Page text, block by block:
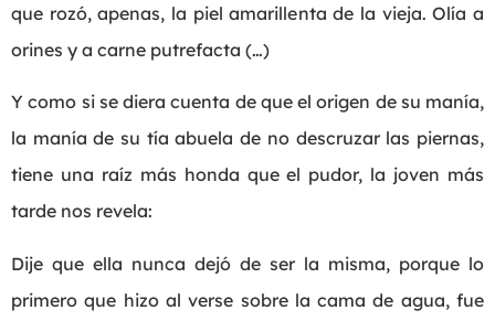
que rozó, apenas, la piel amarillenta de la vieja. Olía a
orines y a carne putrefacta (…)
Y como si se diera cuenta de que el origen de su manía,
la manía de su tía abuela de no descruzar las piernas,
tiene una raíz más honda que el pudor, la joven más
tarde nos revela:
Dije que ella nunca dejó de ser la misma, porque lo
primero que hizo al verse sobre la cama de agua, fue